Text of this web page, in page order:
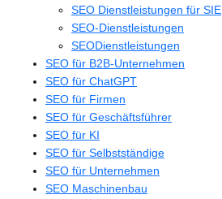
SEO Dienstleistungen für SIE
SEO-Dienstleistungen
SEODienstleistungen
SEO für B2B-Unternehmen
SEO für ChatGPT
SEO für Firmen
SEO für Geschäftsführer
SEO für KI
SEO für Selbstständige
SEO für Unternehmen
SEO Maschinenbau